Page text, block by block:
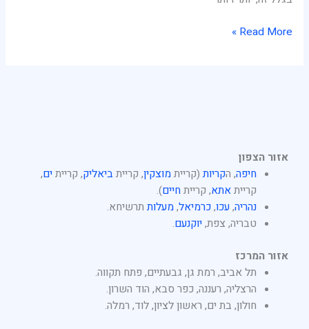
Read More »
אזור הצפון
חיפה, הקריות (קרייתמוצקין, קרייתביאליק, קרייתים,
קרייתאתא, קרייתחיים).
נהריה,עכו,כרמיאל,מעלות תרשיחא.
טבריה, צפת,יוקנעם.
אזור המרכז
תל אביב, רמת גן, גבעתיים, פתח תקווה.
הרצליה, רעננה, כפר סבא, הוד השרון.
חולון, בת ים, ראשון לציון, לוד, רמלה.